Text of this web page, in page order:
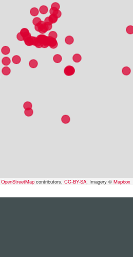
OpenStreetMap contributors, CC-BY-SA, Imagery © Mapbox